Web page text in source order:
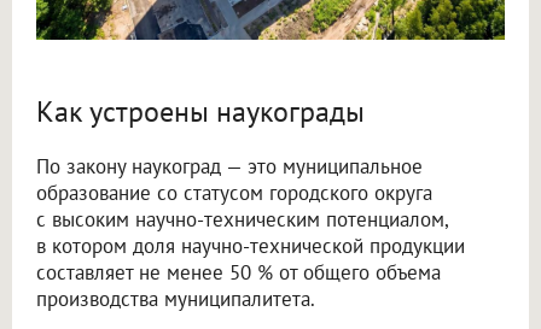
Как устроены наукограды
По закону наукоград — это муниципальное
образование со статусом городского округа
с высоким научно-техническим потенциалом,
в котором доля научно-технической продукции
составляет не менее 50 % от общего объема
производства муниципалитета.